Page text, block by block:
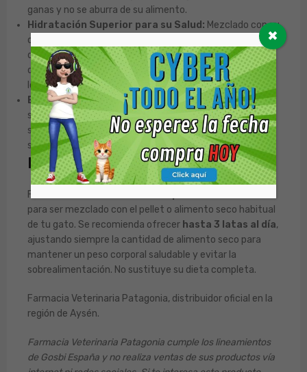
ganas y no se aburra de su alimento.
Hidratación Superior para su Salud: Mezclado con su
comida, Fresko Cat aumenta drásticamente la ingesta
de líquidos, un factor clave para la salud renal y urinaria
de tu gato, una de las principales preocupaciones para
los tutores.
El Secreto Contra los Gatos Exigentes:Su increíble
sabor y textura, provenientes de ingredientes frescos,
son la solución definitiva para los gatos con paladares
selectivos. ¡Hará que no deje nada en su plato!
Recomendaciones de Uso
Fresko Cat es un
para ser mezclado con el pellet o alimento seco habitual
de tu gato. Se recomienda ofrecer hasta 3 latas al día,
ajustando siempre la cantidad de alimento seco para
mantener un peso corporal saludable y evitar la
sobrealimentación. No sustituye su dieta completa.
Farmacia Veterinaria Patagonia, distribuidor oficial en la
región de Aysén.
Farmacia Veterinaria Patagonia cumple los lineamientos
de Gosbi España y no realiza ventas de sus productos vía
✖